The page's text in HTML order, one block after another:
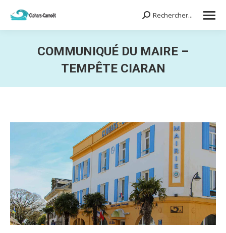
Search:Rechercher...
COMMUNIQUÉ DU MAIRE –
TEMPÊTE CIARAN